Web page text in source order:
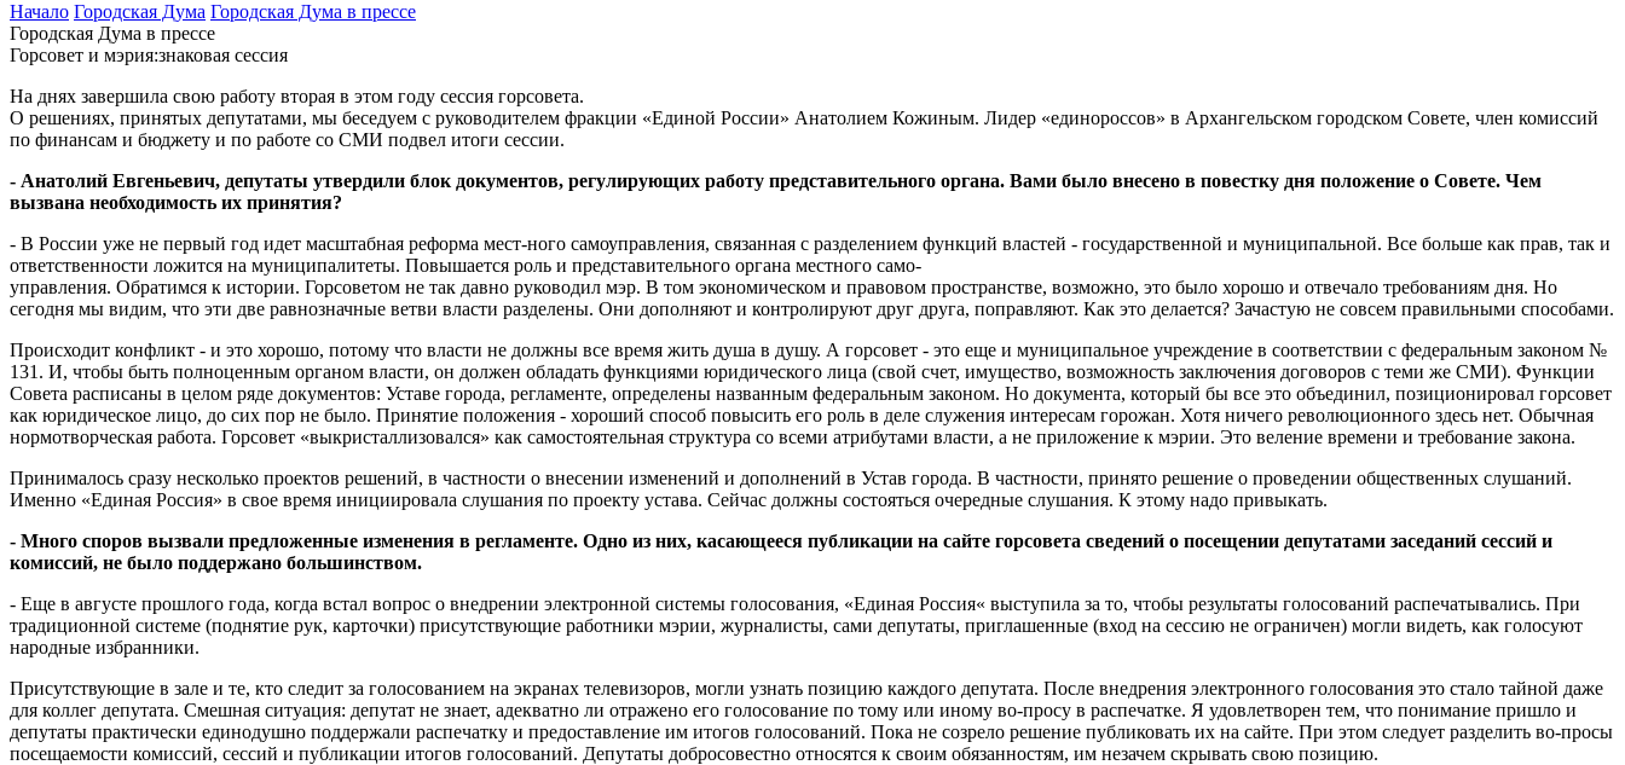
Начало Городская Дума Городская Дума в прессе
Городская Дума в прессе
Горсовет и мэрия:знаковая сессия
На днях завершила свою работу вторая в этом году сессия горсовета.
О решениях, принятых депутатами, мы беседуем с руководителем фракции «Единой России» Анатолием Кожиным. Лидер «единороссов» в Архангельском городском Совете, член комиссий
по финансам и бюджету и по работе со СМИ подвел итоги сессии.
- Анатолий Евгеньевич, депутаты утвердили блок документов, регулирующих работу представительного органа. Вами было внесено в повестку дня положение о Совете. Чем
вызвана необходимость их принятия?
- В России уже не первый год идет масштабная реформа мест-ного самоуправления, связанная с разделением функций властей - государственной и муниципальной. Все больше как прав, так и
ответственности ложится на муниципалитеты. Повышается роль и представительного органа местного само-
управления. Обратимся к истории. Горсоветом не так давно руководил мэр. В том экономическом и правовом пространстве, возможно, это было хорошо и отвечало требованиям дня. Но
сегодня мы видим, что эти две равнозначные ветви власти разделены. Они дополняют и контролируют друг друга, поправляют. Как это делается? Зачастую не совсем правильными способами.
Происходит конфликт - и это хорошо, потому что власти не должны все время жить душа в душу. А горсовет - это еще и муниципальное учреждение в соответствии с федеральным законом №
131. И, чтобы быть полноценным органом власти, он должен обладать функциями юридического лица (свой счет, имущество, возможность заключения договоров с теми же СМИ). Функции
Совета расписаны в целом ряде документов: Уставе города, регламенте, определены названным федеральным законом. Но документа, который бы все это объединил, позиционировал горсовет
как юридическое лицо, до сих пор не было. Принятие положения - хороший способ повысить его роль в деле служения интересам горожан. Хотя ничего революционного здесь нет. Обычная
нормотворческая работа. Горсовет «выкристаллизовался» как самостоятельная структура со всеми атрибутами власти, а не приложение к мэрии. Это веление времени и требование закона.
Принималось сразу несколько проектов решений, в частности о внесении изменений и дополнений в Устав города. В частности, принято решение о проведении общественных слушаний.
Именно «Единая Россия» в свое время инициировала слушания по проекту устава. Сейчас должны состояться очередные слушания. К этому надо привыкать.
- Много споров вызвали предложенные изменения в регламенте. Одно из них, касающееся публикации на сайте горсовета сведений о посещении депутатами заседаний сессий и
комиссий, не было поддержано большинством.
- Еще в августе прошлого года, когда встал вопрос о внедрении электронной системы голосования, «Единая Россия« выступила за то, чтобы результаты голосований распечатывались. При
традиционной системе (поднятие рук, карточки) присутствующие работники мэрии, журналисты, сами депутаты, приглашенные (вход на сессию не ограничен) могли видеть, как голосуют
народные избранники.
Присутствующие в зале и те, кто следит за голосованием на экранах телевизоров, могли узнать позицию каждого депутата. После внедрения электронного голосования это стало тайной даже
для коллег депутата. Смешная ситуация: депутат не знает, адекватно ли отражено его голосование по тому или иному во-просу в распечатке. Я удовлетворен тем, что понимание пришло и
депутаты практически единодушно поддержали распечатку и предоставление им итогов голосований. Пока не созрело решение публиковать их на сайте. При этом следует разделить во-просы
посещаемости комиссий, сессий и публикации итогов голосований. Депутаты добросовестно относятся к своим обязанностям, им незачем скрывать свою позицию.